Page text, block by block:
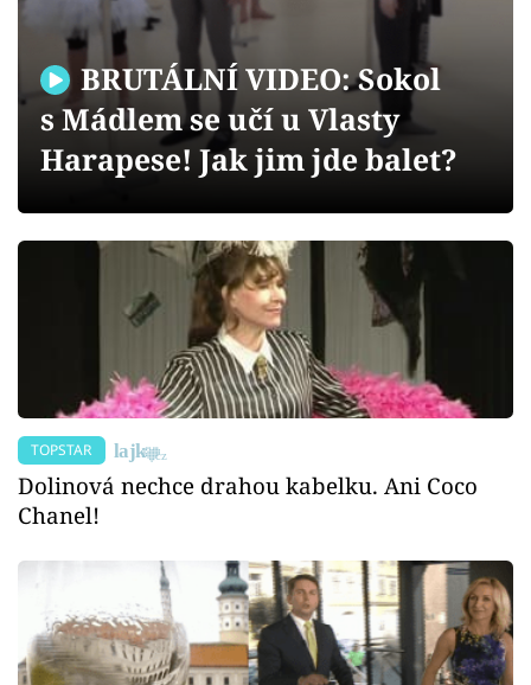
Videa
Sledujte prima+
BRUTÁLNÍ VIDEO: Sokol
s Mádlem se učí u Vlasty
Harapese! Jak jim jde balet?
TOPSTAR
Dolinová nechce drahou kabelku. Ani Coco
Chanel!